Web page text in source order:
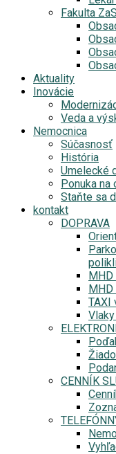
Fakulta
Aktuality
Inovácie
Veda a
Nemocnica
Súčasnosť
História
Umelecké
Ponuka na
Staňte sa
kontakt
DOPRAVA
MHD
TAXI
CENNÍK